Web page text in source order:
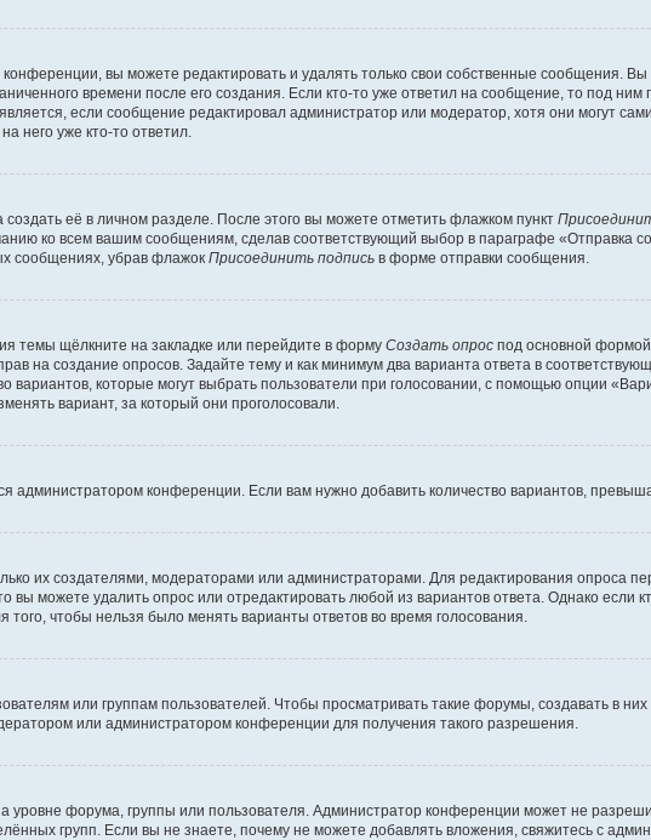
вы можете редактировать и удалять только свои собственные сообщения.
времени после его создания. Если кто-то уже ответил на сообщение, то под
если сообщение редактировал администратор или модератор, хотя они могут
него уже кто-то ответил.
её в личном разделе. После этого вы можете отметить флажком пункт
ко всем вашим сообщениям, сделав соответствующий выбор в параграфе «Отправка
сообщениях, убрав флажок Присоединить подпись в форме отправки сообщения.
темы щёлкните на закладке или перейдите в форму Создать опрос под основной формой
на создание опросов. Задайте тему и как минимум два варианта ответа в
вариантов, которые могут выбрать пользователи при голосовании, с помощью опции
вариант, за который они проголосовали.
администратором конференции. Если вам нужно добавить количество вариантов,
их создателями, модераторами или администраторами. Для редактирования опроса
вы можете удалить опрос или отредактировать любой из вариантов ответа. Однако
того, чтобы нельзя было менять варианты ответов во время голосования.
или группам пользователей. Чтобы просматривать такие форумы, создавать в
или администратором конференции для получения такого разрешения.
уровне форума, группы или пользователя. Администратор конференции может не
групп. Если вы не знаете, почему не можете добавлять вложения, свяжитесь с